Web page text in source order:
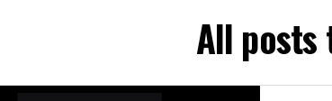
All posts